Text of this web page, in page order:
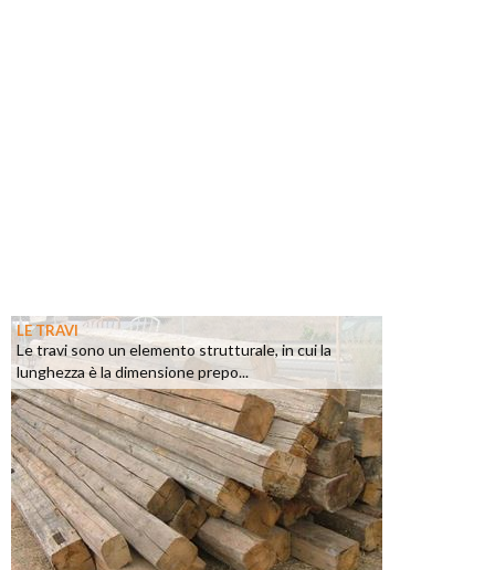
LE TRAVI
Le travi sono un elemento strutturale, in cui la
lunghezza è la dimensione prepo...